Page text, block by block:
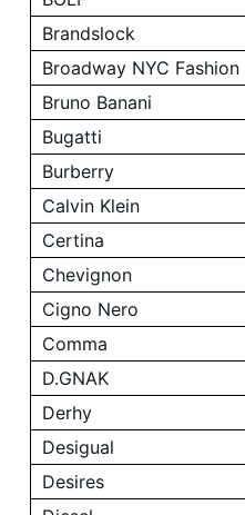
Brandslock
Broadway NYC Fashion
Bruno Banani
Bugatti
Burberry
Calvin Klein
Certina
Chevignon
Cigno Nero
Comma
D.GNAK
Derhy
Desigual
Desires